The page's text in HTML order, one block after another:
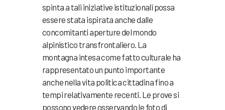
spinta a tali iniziative istituzionali possa
essere stata ispirata anche dalle
concomitanti aperture del mondo
alpinistico transfrontaliero. La
montagna intesa come fatto culturale ha
rappresentato un punto importante
anche nella vita politica cittadina fino a
tempi relativamente recenti. Le prove si
possono vedere osservando le foto di